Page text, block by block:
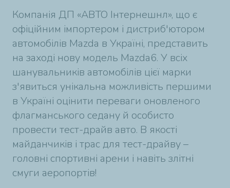
Компанія ДП «АВТО Інтернешнл», що є
офіційним імпортером і дистриб'ютором
автомобілів Mazda в Україні, представить
на заході нову модель Mazda6. У всіх
шанувальників автомобілів цієї марки
з'явиться унікальна можливість першими
в Україні оцінити переваги оновленого
флагманського седану й особисто
провести тест-драйв авто. В якості
майданчиків і трас для тест-драйву –
головні спортивні арени і навіть злітні
смуги аеропортів!